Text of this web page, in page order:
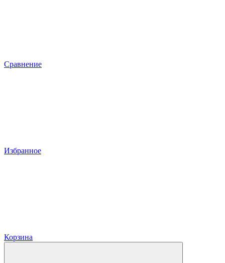
Сравнение
Избранное
Корзина